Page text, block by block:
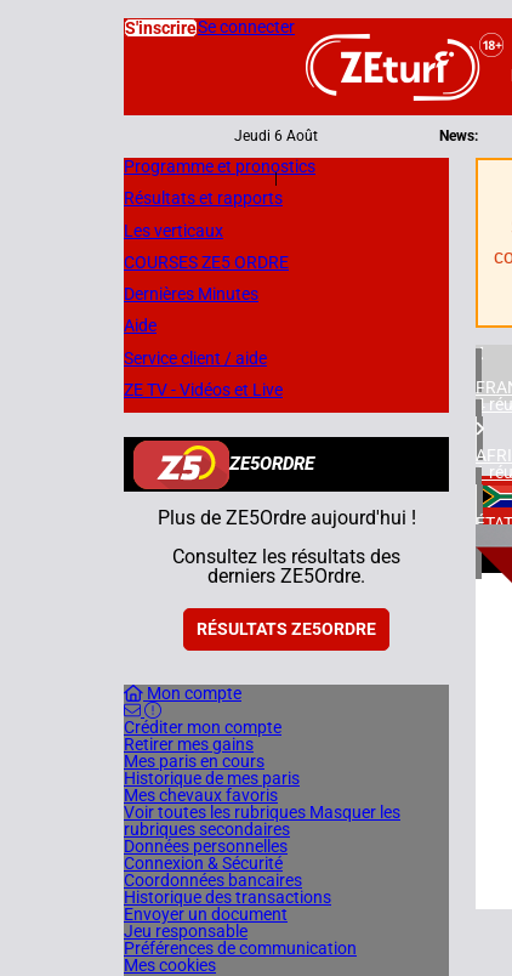
S'inscrireSe connecter
Jeudi 6 Août
|
News:
Programme et pronostics
Résultats et rapports
Les verticaux
COURSES ZE5 ORDRE
Dernières Minutes
Aide
Service client / aide
ZE TV - Vidéos et Live
ZE5ORDRE
Plus de ZE5Ordre aujourd'hui !
Consultez les résultats des
derniers ZE5Ordre.
RÉSULTATS ZE5ORDRE
Mon compte
Créditer mon compte
Retirer mes gains
Mes paris en cours
Historique de mes paris
Mes chevaux favoris
Voir toutes les rubriques Masquer les
rubriques secondaires
Données personnelles
Connexion & Sécurité
Coordonnées bancaires
Historique des transactions
Envoyer un document
Jeu responsable
Préférences de communication
Mes cookies
4
1